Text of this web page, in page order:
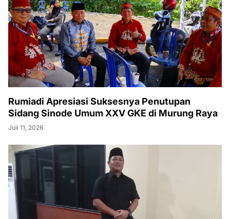
Rumiadi Apresiasi Suksesnya Penutupan
Sidang Sinode Umum XXV GKE di Murung Raya
Juli 11, 2026